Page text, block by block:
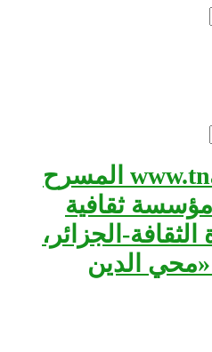
www.tna.dz المسرح
ثقافية
الجزائر،
الدين